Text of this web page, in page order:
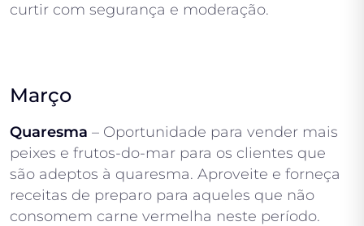
curtir com segurança e moderação.
Março
Quaresma – Oportunidade para vender mais
peixes e frutos-do-mar para os clientes que
são adeptos à quaresma. Aproveite e forneça
receitas de preparo para aqueles que não
consomem carne vermelha neste período.